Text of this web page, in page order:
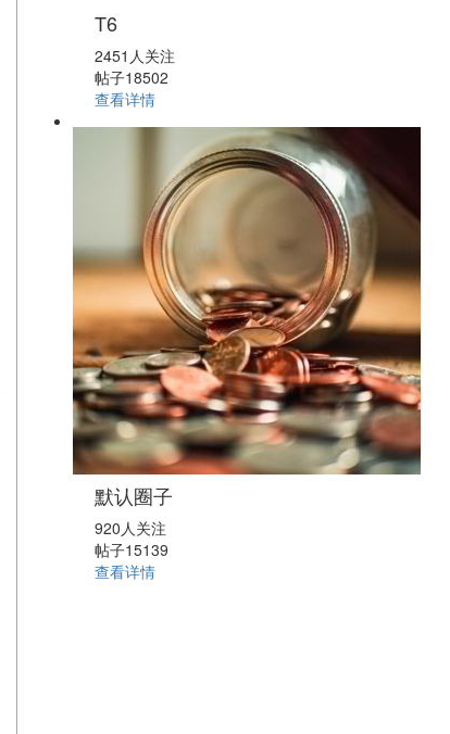
T6
2451人关注
帖子18502
查看详情
默认圈子
920人关注
帖子15139
查看详情